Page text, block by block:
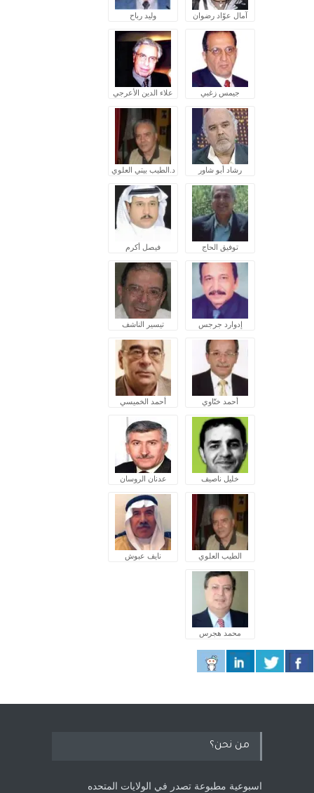
آمال عوّاد رضوان وليد رباح
جيمس زغبي علاء الدين الأعرجي
رشاد أبو شاور د.الطيب بيتي العلوي
توفيق الحاج فيصل أكرم
إدوارد جرجس تيسير الناشف
أحمد ختّاوي أحمد الخميسي
خليل ناصيف عدنان الروسان
الطيب العلوي نايف عبوش
محمد هجرس
من نحن؟
اسبوعية مطبوعة تصدر في الولايات المتحده